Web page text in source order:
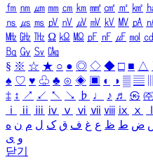
㎙ ㎚ ㎛ ㎜ ㎝ ㎞ ㎟ ㎠ ㎡ ㎢
㎱ ㎲ ㎳ ㎴ ㎵ ㎶ ㎷ ㎸ ㎹ ㎀
㎒ ㎓ ㎔ Ω ㏀ ㏁ ㎊ ㎋ ㎌ ㏖ ㏅
㏃ ㏉ ㏜ ㏆
§ ※ ☆ ★ ○ ● ◎ ◇ ◆ □ ■ △
♠ ♡ ♥ ♧ ♣ ⊙ ◈ ▣ ◐ ◑ ▒ ▤
‡ ↕ ↗ ↙ ↖ ↘ ♭ ♩ ♪ ♬ ㉿
ⅰ
ⅱ ⅲ ⅳ ⅴ ⅵ ⅶ ⅷ ⅸ ⅹ
ض ط ظ ع غ ف ق ک ل م ن ه
و ی
닫기